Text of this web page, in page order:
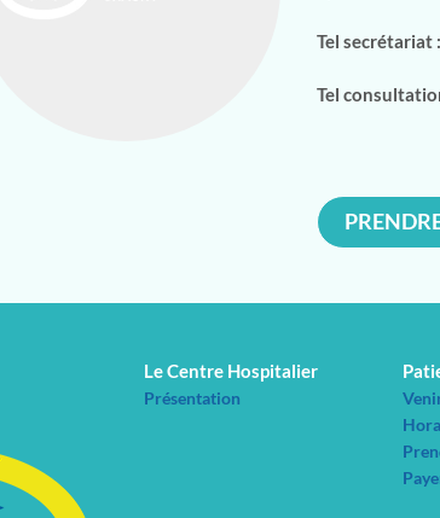
Tel secrétariat :
Tel
Le Centre Hospitalier
Présentation